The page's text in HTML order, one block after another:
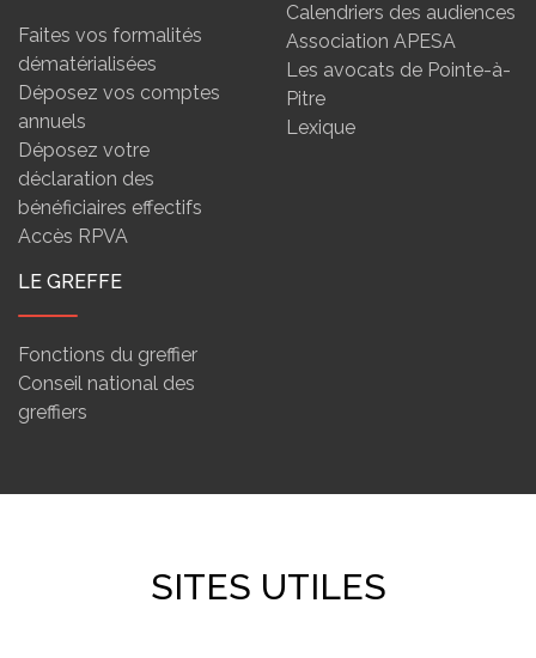
Faites vos formalités
dématérialisées
Déposez vos comptes
annuels
Déposez votre
déclaration des
bénéficiaires effectifs
Accès RPVA
Calendriers des audiences
Association APESA
Les avocats de Pointe-à-
Pitre
Lexique
LE GREFFE
Fonctions du greffier
Conseil national des
greffiers
SITES UTILES